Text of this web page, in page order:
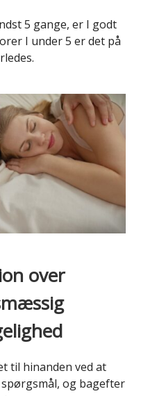
5 gange, er I godt
I under 5 er det på
over
til hinanden ved at
og bagefter